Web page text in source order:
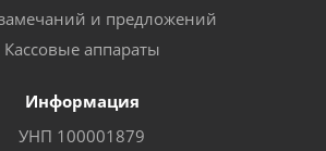
и предложений
Кассовые аппараты
Информация
УНП 100001879